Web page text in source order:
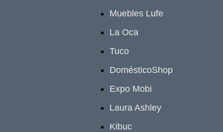
Muebles Lufe
La Oca
Tuco
DomésticoShop
Expo Mobi
Laura Ashley
Kibuc